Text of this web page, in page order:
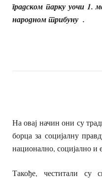
градском парку уочи 1.
народном трибуну .
На овај начин они су
борца за социјалну
национално, социјално и
Такође, честитали су